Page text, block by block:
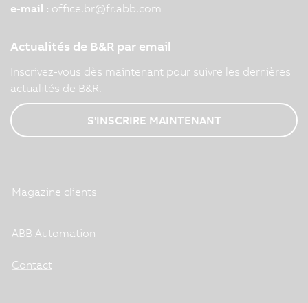
e-mail : office.br@fr.abb.com
Actualités de B&R par email
Inscrivez-vous dès maintenant pour suivre les dernières
actualités de B&R.
S'INSCRIRE MAINTENANT
Magazine clients
ABB Automation
Contact